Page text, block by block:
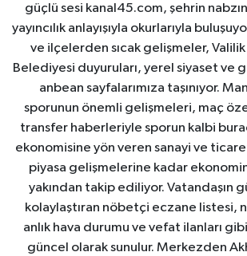
güçlü sesi kanal45.com, şehrin
yayıncılık anlayışıyla okurlarıyla
ve ilçelerden sıcak gelişmeler,
Belediyesi duyuruları, yerel siyaset ve
anbean sayfalarımıza taşınıyor.
sporunun önemli gelişmeleri, maç
transfer haberleriyle sporun kalbi
ekonomisine yön veren sanayi ve
piyasa gelişmelerine kadar
yakından takip ediliyor. Vatandaşın
kolaylaştıran nöbetçi eczane listesi,
anlık hava durumu ve vefat ilanları
güncel olarak sunulur. Merkezden